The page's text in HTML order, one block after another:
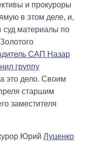
и прокуроры
в этом деле, и,
суд материалы по
САП Назар
группу
это дело. Своим
старшим
заместителя
Юрий Луценко